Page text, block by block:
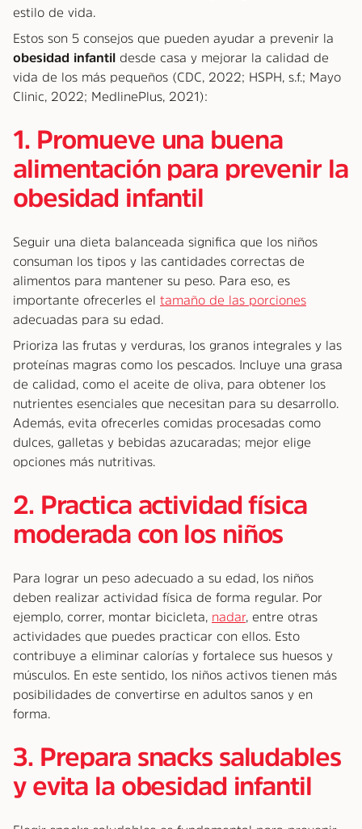
estilo de vida.
Estos son 5 consejos que pueden ayudar a prevenir la
obesidad infantil desde casa y mejorar la calidad de
vida de los más pequeños (CDC, 2022; HSPH, s.f.; Mayo
Clinic, 2022; MedlinePlus, 2021):
1. Promueve una buena
alimentación para prevenir la
obesidad infantil
Seguir una dieta balanceada significa que los niños
consuman los tipos y las cantidades correctas de
alimentos para mantener su peso. Para eso, es
importante ofrecerles el tamaño de las porciones
adecuadas para su edad.
Prioriza las frutas y verduras, los granos integrales y las
proteínas magras como los pescados. Incluye una grasa
de calidad, como el aceite de oliva, para obtener los
nutrientes esenciales que necesitan para su desarrollo.
Además, evita ofrecerles comidas procesadas como
dulces, galletas y bebidas azucaradas; mejor elige
opciones más nutritivas.
2. Practica actividad física
moderada con los niños
Para lograr un peso adecuado a su edad, los niños
deben realizar actividad física de forma regular. Por
ejemplo, correr, montar bicicleta, nadar, entre otras
actividades que puedes practicar con ellos. Esto
contribuye a eliminar calorías y fortalece sus huesos y
músculos. En este sentido, los niños activos tienen más
posibilidades de convertirse en adultos sanos y en
forma.
3. Prepara snacks saludables
y evita la obesidad infantil